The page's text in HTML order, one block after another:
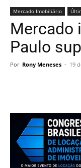
Mercado Imobiliário
Mercado
Paulo
Por Rony Meneses - 19